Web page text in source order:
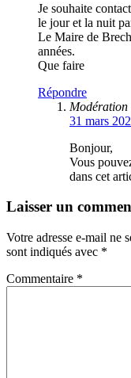
Je souhaite
le jour et la nuit
Le Maire de
années.
Que faire
Répondre
Modération
31 mars
Bonjour,
Vous
dans cet
Laisser un
Votre adresse e-mail ne
sont indiqués avec *
Commentaire *